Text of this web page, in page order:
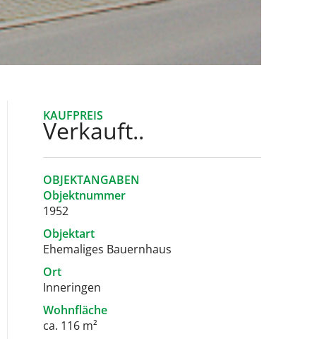
KAUFPREIS
Verkauft..
OBJEKTANGABEN
Objektnummer
1952
Objektart
Ehemaliges Bauernhaus
Ort
Inneringen
Wohnfläche
ca. 116 m²